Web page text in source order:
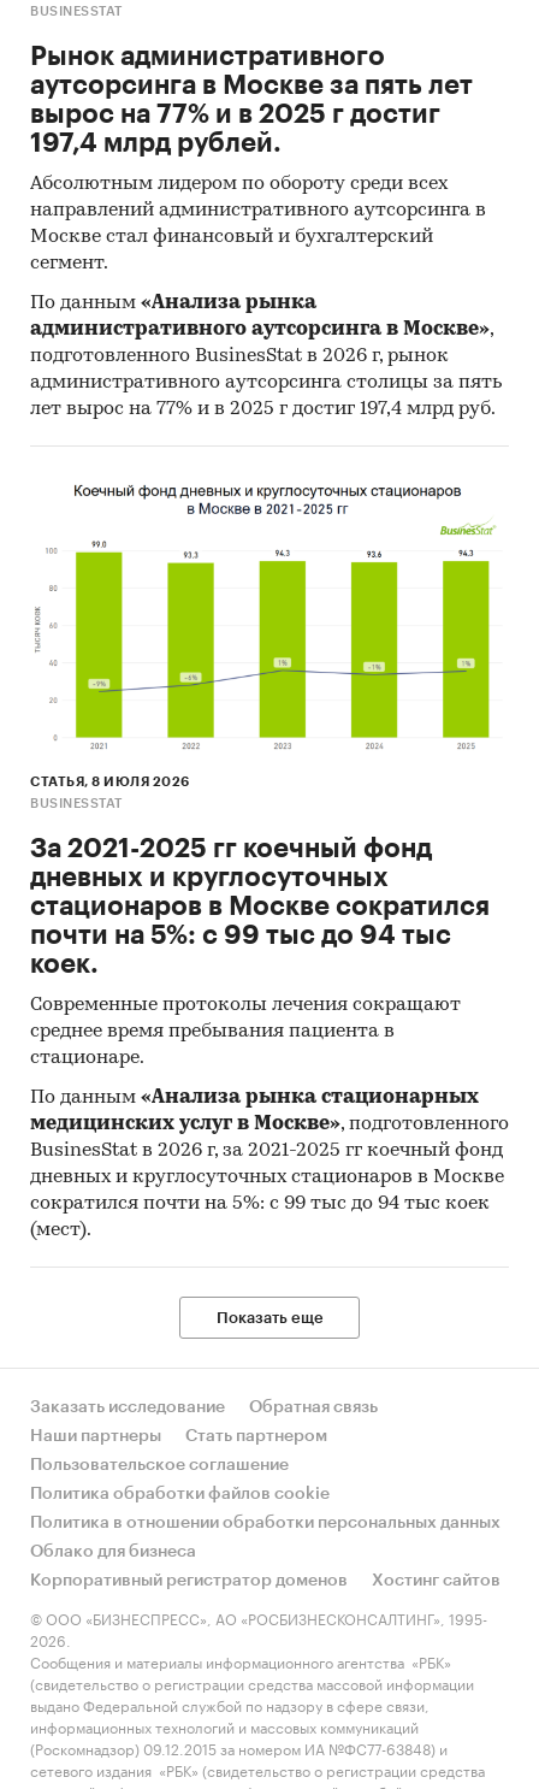
BUSINESSTAT
Рынок административного
аутсорсинга в Москве за пять лет
вырос на 77% и в 2025 г достиг
197,4 млрд рублей.
Абсолютным лидером по обороту среди всех
направлений административного аутсорсинга в
Москве стал финансовый и бухгалтерский
сегмент.
По данным «Анализа рынка
административного аутсорсинга в Москве»,
подготовленного BusinesStat в 2026 г, рынок
административного аутсорсинга столицы за пять
лет вырос на 77% и в 2025 г достиг 197,4 млрд руб.
СТАТЬЯ, 8 ИЮЛЯ 2026
BUSINESSTAT
За 2021-2025 гг коечный фонд
дневных и круглосуточных
стационаров в Москве сократился
почти на 5%: с 99 тыс до 94 тыс
коек.
Современные протоколы лечения сокращают
среднее время пребывания пациента в
стационаре.
По данным «Анализа рынка стационарных
медицинских услуг в Москве», подготовленного
BusinesStat в 2026 г, за 2021-2025 гг коечный фонд
дневных и круглосуточных стационаров в Москве
сократился почти на 5%: с 99 тыс до 94 тыс коек
(мест).
Показать еще
Заказать исследование
Обратная связь
Наши партнеры
Стать партнером
Пользовательское соглашение
Политика обработки файлов cookie
Политика в отношении обработки персональных данных
Облако для бизнеса
Корпоративный регистратор доменов
Хостинг сайтов
© ООО «БИЗНЕСПРЕСС», АО «РОСБИЗНЕСКОНСАЛТИНГ», 1995-
2026.
Сообщения и материалы информационного агентства «РБК»
(свидетельство о регистрации средства массовой информации
выдано Федеральной службой по надзору в сфере связи,
информационных технологий и массовых коммуникаций
(Роскомнадзор) 09.12.2015 за номером ИА №ФС77-63848) и
сетевого издания «РБК» (свидетельство о регистрации средства